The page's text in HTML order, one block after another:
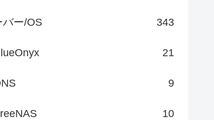
バー/OS 343
21
9
10